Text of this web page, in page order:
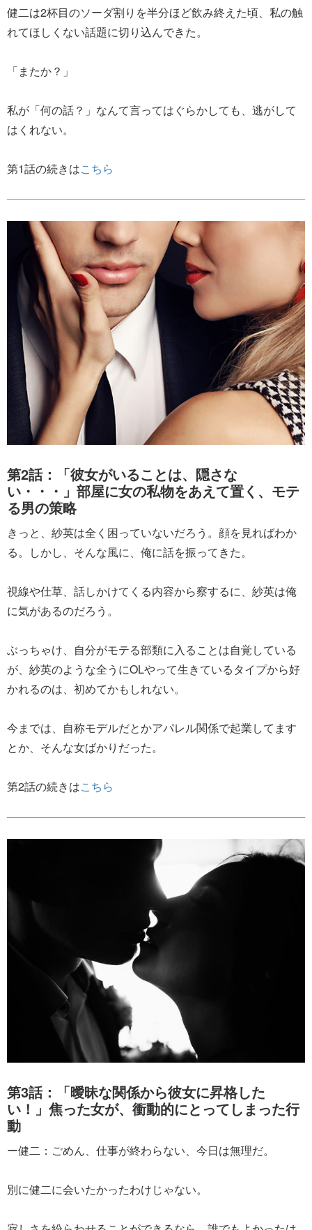
健二は2杯目のソーダ割りを半分ほど飲み終えた頃、私の触
れてほしくない話題に切り込んできた。
「またか？」
私が「何の話？」なんて言ってはぐらかしても、逃がして
はくれない。
第1話の続きはこちら
第2話：「彼女がいることは、隠さな
い・・・」部屋に女の私物をあえて置く、モテ
る男の策略
きっと、紗英は全く困っていないだろう。顔を見ればわか
る。しかし、そんな風に、俺に話を振ってきた。
視線や仕草、話しかけてくる内容から察するに、紗英は俺
に気があるのだろう。
ぶっちゃけ、自分がモテる部類に入ることは自覚している
が、紗英のような全うにOLやって生きているタイプから好
かれるのは、初めてかもしれない。
今までは、自称モデルだとかアパレル関係で起業してます
とか、そんな女ばかりだった。
第2話の続きはこちら
第3話：「曖昧な関係から彼女に昇格した
い！」焦った女が、衝動的にとってしまった行
動
ー健二：ごめん、仕事が終わらない、今日は無理だ。
別に健二に会いたかったわけじゃない。